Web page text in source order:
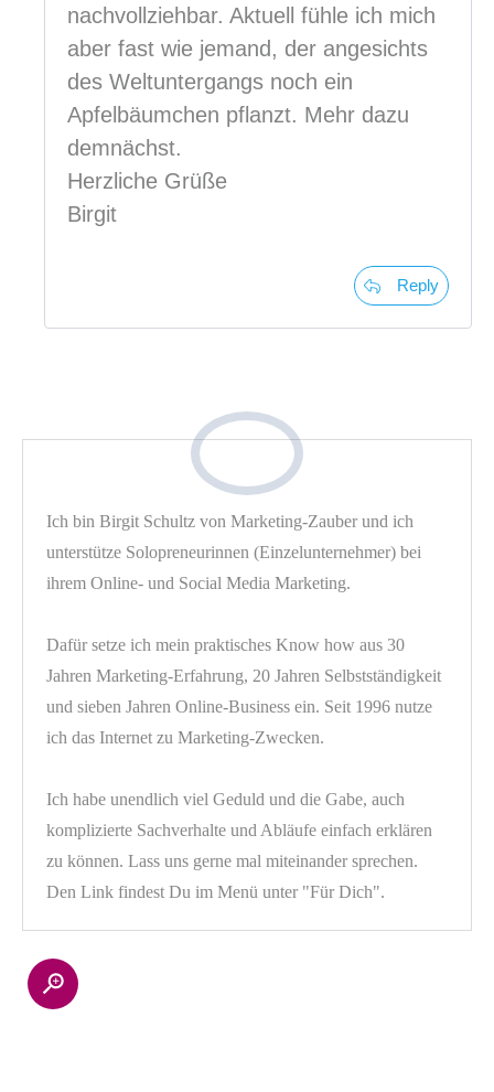
nachvollziehbar. Aktuell fühle ich mich
aber fast wie jemand, der angesichts
des Weltuntergangs noch ein
Apfelbäumchen pflanzt. Mehr dazu
demnächst.
Herzliche Grüße
Birgit
Reply
Ich bin Birgit Schultz von Marketing-Zauber und ich
unterstütze Solopreneurinnen (Einzelunternehmer) bei
ihrem Online- und Social Media Marketing.
Dafür setze ich mein praktisches Know how aus 30
Jahren Marketing-Erfahrung, 20 Jahren Selbstständigkeit
und sieben Jahren Online-Business ein. Seit 1996 nutze
ich das Internet zu Marketing-Zwecken.
Ich habe unendlich viel Geduld und die Gabe, auch
komplizierte Sachverhalte und Abläufe einfach erklären
zu können. Lass uns gerne mal miteinander sprechen.
Den Link findest Du im Menü unter "Für Dich".